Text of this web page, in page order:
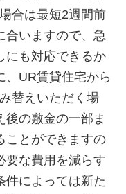
合は最短2週間前
合いますので、急
にも対応できるか
、UR賃貸住宅から
替えいただく場
後の敷金の一部ま
ことができますの
要な費用を減らす
件によっては新た